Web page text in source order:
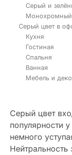
Серый и
Монохромный
Серый цвет в
Кухня
Гостиная
Спальня
Ванная
Мебель и
Серый цвет
популярности
немного
Нейтральность